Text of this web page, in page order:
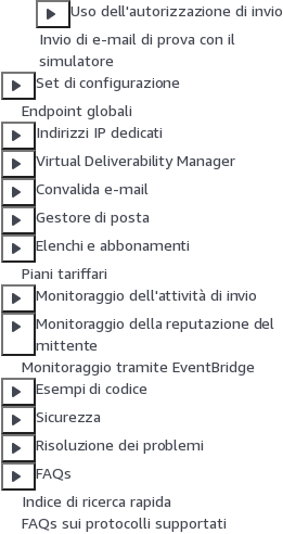
Uso dell'autorizzazione di invio
Invio di e-mail di prova con il
simulatore
Set di configurazione
Endpoint globali
Indirizzi IP dedicati
Virtual Deliverability Manager
Convalida e-mail
Gestore di posta
Elenchi e abbonamenti
Piani tariffari
Monitoraggio dell'attività di invio
Monitoraggio della reputazione del
mittente
Monitoraggio tramite EventBridge
Esempi di codice
Sicurezza
Risoluzione dei problemi
FAQs
Indice di ricerca rapida
FAQs sui protocolli supportati